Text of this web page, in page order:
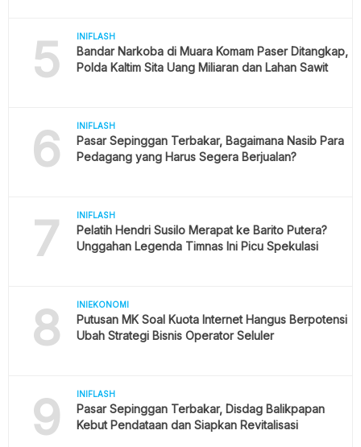
5 INIFLASH
Bandar Narkoba di Muara Komam Paser Ditangkap,
Polda Kaltim Sita Uang Miliaran dan Lahan Sawit
6 INIFLASH
Pasar Sepinggan Terbakar, Bagaimana Nasib Para
Pedagang yang Harus Segera Berjualan?
7 INIFLASH
Pelatih Hendri Susilo Merapat ke Barito Putera?
Unggahan Legenda Timnas Ini Picu Spekulasi
8 INIEKONOMI
Putusan MK Soal Kuota Internet Hangus Berpotensi
Ubah Strategi Bisnis Operator Seluler
9 INIFLASH
Pasar Sepinggan Terbakar, Disdag Balikpapan
Kebut Pendataan dan Siapkan Revitalisasi